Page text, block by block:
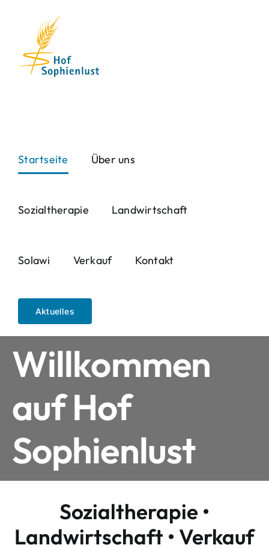
content
Startseite Über uns
Sozialtherapie Landwirtschaft
Solawi Verkauf Kontakt
Aktuelles
Willkommen
auf Hof
Sophienlust
Sozialtherapie •
Landwirtschaft • Verkauf